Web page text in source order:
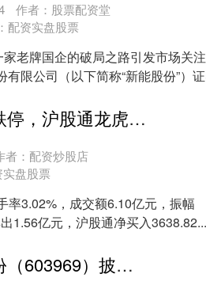
作者：股票配资堂
配资实盘股票
老牌国企的破局之路引发市场关注
限公司（以下简称“新能股份”）
新手可配资炒股 海星股份跌停，沪股通龙虎榜上净买入3638.82万元
者：配资炒股店
实盘股票
率3.02%，成交额6.10亿元，振幅
1.56亿元，沪股通净买入
网上交易股票平台 银龙股份（603969）披露为全资子公司提供担保公告，12月19日股价上涨0.73%